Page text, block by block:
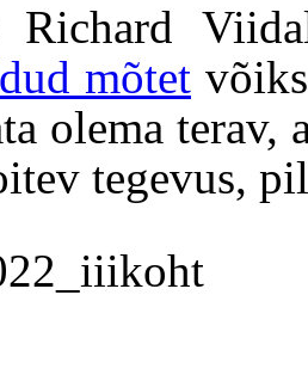
mõtet
olema terav,
tegevus,